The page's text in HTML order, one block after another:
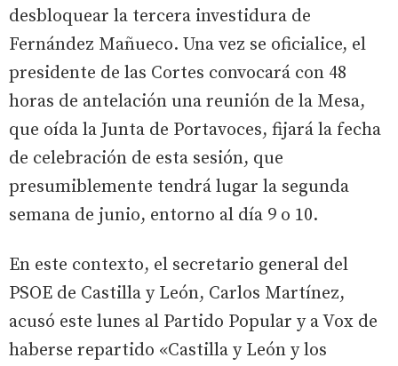
desbloquear la tercera investidura de
Fernández Mañueco. Una vez se oficialice, el
presidente de las Cortes convocará con 48
horas de antelación una reunión de la Mesa,
que oída la Junta de Portavoces, fijará la fecha
de celebración de esta sesión, que
presumiblemente tendrá lugar la segunda
semana de junio, entorno al día 9 o 10.
En este contexto, el secretario general del
PSOE de Castilla y León, Carlos Martínez,
acusó este lunes al Partido Popular y a Vox de
haberse repartido «Castilla y León y los